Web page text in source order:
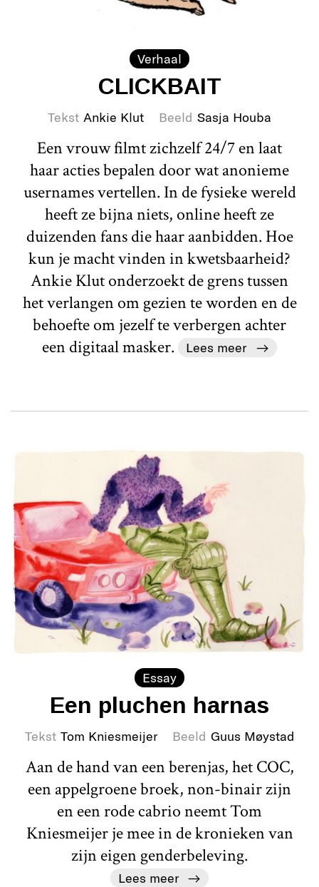
Verhaal
CLICKBAIT
Tekst Ankie Klut Beeld Sasja Houba
Een vrouw filmt zichzelf 24/7 en laat
haar acties bepalen door wat anonieme
usernames vertellen. In de fysieke wereld
heeft ze bijna niets, online heeft ze
duizenden fans die haar aanbidden. Hoe
kun je macht vinden in kwetsbaarheid?
Ankie Klut onderzoekt de grens tussen
het verlangen om gezien te worden en de
behoefte om jezelf te verbergen achter
een digitaal masker.
Lees meer
Essay
Een pluchen harnas
Tekst Tom Kniesmeijer Beeld Guus Møystad
Aan de hand van een berenjas, het COC,
een appelgroene broek, non-binair zijn
en een rode cabrio neemt Tom
Kniesmeijer je mee in de kronieken van
zijn eigen genderbeleving.
Lees meer